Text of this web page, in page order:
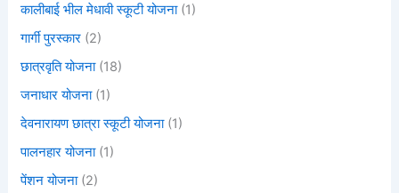
कालीबाई भील मेधावी स्कूटी योजना(1)
गार्गी पुरस्कार (2)
छात्रवृति योजना(18)
जनाधार योजना(1)
देवनारायण छात्रा स्कूटी योजना(1)
पालनहार योजना(1)
पेंशन योजना(2)